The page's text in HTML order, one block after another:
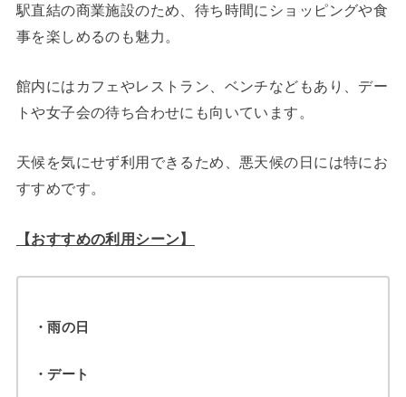
駅直結の商業施設のため、待ち時間にショッピングや食
事を楽しめるのも魅力。
館内にはカフェやレストラン、ベンチなどもあり、デー
トや女子会の待ち合わせにも向いています。
天候を気にせず利用できるため、悪天候の日には特にお
すすめです。
【おすすめの利用シーン】
・雨の日
・デート